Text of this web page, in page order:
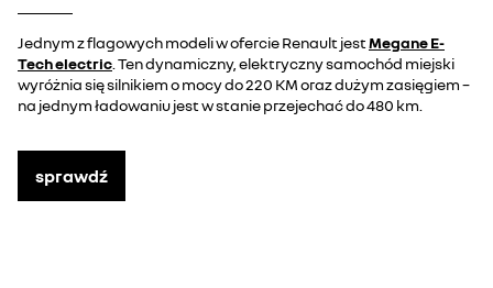
Jednym z flagowych modeli w ofercie Renault jestMegane E-
Tech electric . Ten dynamiczny, elektryczny samochód miejski
wyróżnia się silnikiem o mocy do 220 KM oraz dużym zasięgiem ­–
na jednym ładowaniu jest w stanie przejechać do 480 km.
sprawdź